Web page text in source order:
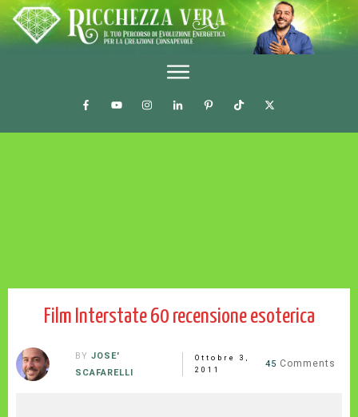
Film Interstate 60 recensione esoterica
BY JOSE'
SCAFARELLI
Ottobre 3,
2011
45 Comments